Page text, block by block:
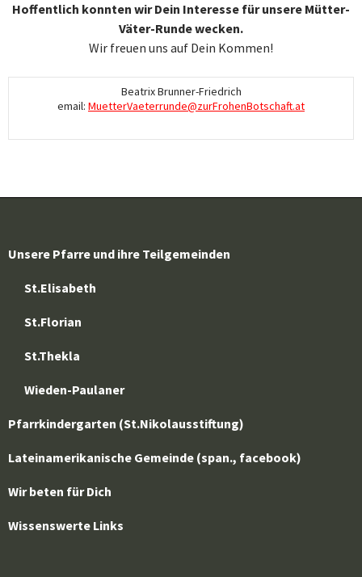
Hoffentlich konnten wir Dein Interesse für unsere Mütter-
Väter-Runde wecken.
Wir freuen uns auf Dein Kommen!
Beatrix Brunner-Friedrich
email: MuetterVaeterrunde@zurFrohenBotschaft.at
Unsere Pfarre und ihre Teilgemeinden
St.Elisabeth
St.Florian
St.Thekla
Wieden-Paulaner
Pfarrkindergarten (St.Nikolausstiftung)
Lateinamerikanische Gemeinde (span., facebook)
Wir beten für Dich
Wissenswerte Links